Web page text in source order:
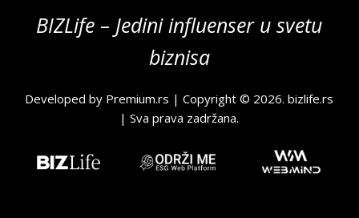
BIZLife – Jedini influenser u svetu
biznisa
Developed by Premium.rs | Copyright © 2026.bizlife.rs
| Sva prava zadržana.